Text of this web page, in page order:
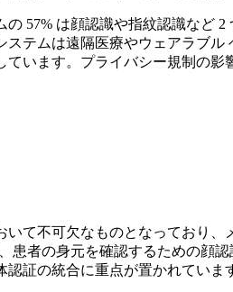
57% は顔認識や指紋認識など
テムは遠隔医療やウェアラブ
います。プライバシー規制の
て不可欠なものとなっており
患者の身元を確認するための顔
証の統合に重点が置かれていま